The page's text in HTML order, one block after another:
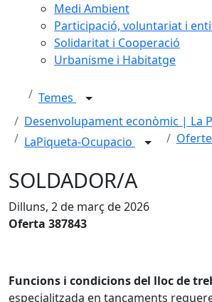
Medi Ambient
Participació, voluntariat i
Solidaritat i Cooperació
Urbanisme i Habitatge
Temes
Desenvolupament econòmic | La
LaPiqueta-Ocupacio
SOLDADOR/A
Dilluns, 2 de març de 2026
Oferta 387843
Funcions i condicions del lloc de
especialitzada en tancaments